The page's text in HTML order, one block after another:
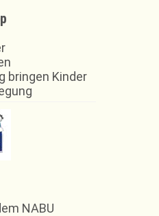
bringen Kinder
NABU